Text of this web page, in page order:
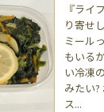
『ライ
り寄せ
ミール
もいる
い冷凍
みたい?
ス...